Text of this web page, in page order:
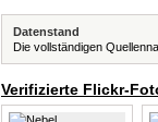
Datenstand
Die vollständigen
Verifizierte Flickr-